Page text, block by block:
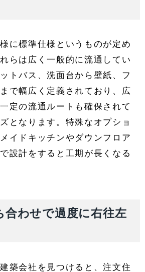
に標準仕様というものが定め
らは広く一般的に流通してい
トバス、洗面台から壁紙、フ
で幅広く定義されており、広
定の流通ルートも確保されて
となります。特殊なオプショ
イドキッチンやダウンフロア
設計をすると工期が長くなる
合わせで過度に右往左
築会社を見つけると、注文住